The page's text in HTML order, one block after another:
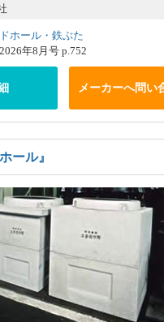
ホール・鉄ぶた
年8月号 p.752
メーカーへ問い
ール』